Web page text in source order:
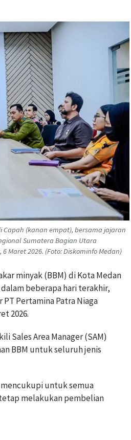
Capah (kanan empat), bersama jajaran
Sumatera Bagian Utara
Maret 2026. (Foto: Diskominfo Medan)
minyak (BBM) di Kota Medan
beberapa hari terakhir,
Pertamina Patra Niaga
2026.
Sales Area Manager (SAM)
BBM untuk seluruh jenis
mencukupi untuk semua
melakukan pembelian